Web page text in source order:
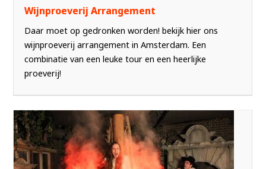
Wijnproeverij Arrangement
Daar moet op gedronken worden! bekijk hier ons
wijnproeverij arrangement in Amsterdam. Een
combinatie van een leuke tour en een heerlijke
proeverij!